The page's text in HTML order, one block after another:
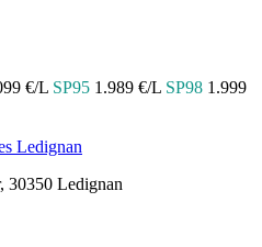
€/L SP95 1.989 €/L SP98 1.999
Ledignan
30350 Ledignan